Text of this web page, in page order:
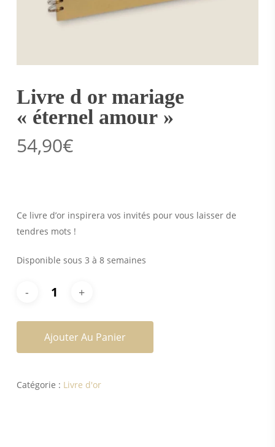
Livre d or mariage
« éternel amour »
54,90€
Ce livre d’or inspirera vos invités pour vous laisser de
tendres mots !
Disponible sous 3 à 8 semaines
Ajouter Au Panier
Catégorie : Livre d'or